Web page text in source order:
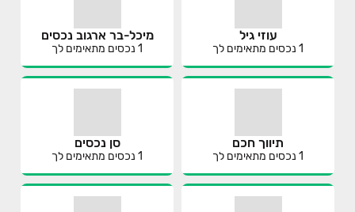
עוזי גיל
1 נכסים מתאימים לך
מיכל-בר ארגוב נכסים
1 נכסים מתאימים לך
תיווך חכם
1 נכסים מתאימים לך
סן נכסים
1 נכסים מתאימים לך